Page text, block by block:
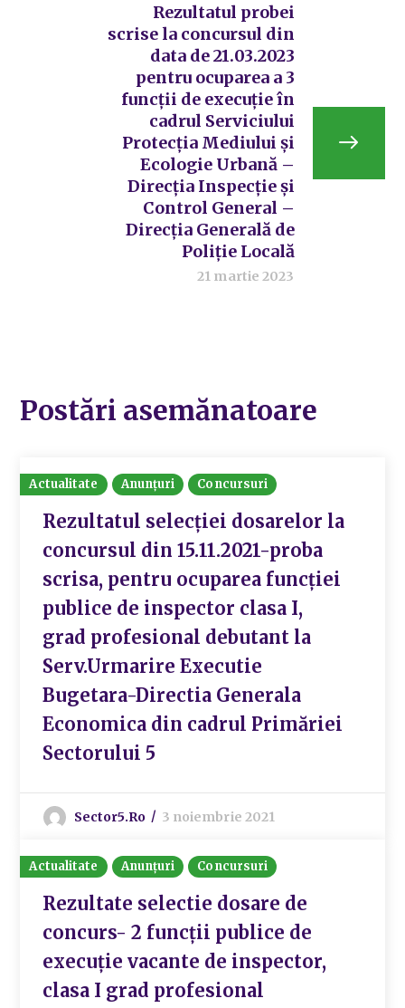
Rezultatul probei
scrise la concursul din
data de 21.03.2023
pentru ocuparea a 3
funcții de execuție în
cadrul Serviciului
Protecția Mediului și
Ecologie Urbană –
Direcția Inspecție și
Control General –
Direcția Generală de
Poliție Locală
21 martie 2023
Postări asemănatoare
Actualitate Anunțuri Concursuri
Rezultatul selecției dosarelor la
concursul din 15.11.2021-proba
scrisa, pentru ocuparea funcției
publice de inspector clasa I,
grad profesional debutant la
Serv.Urmarire Executie
Bugetara-Directia Generala
Economica din cadrul Primăriei
Sectorului 5
Sector5.ro 3 noiembrie 2021
Actualitate Anunțuri Concursuri
Rezultate selectie dosare de
concurs- 2 funcții publice de
execuție vacante de inspector,
clasa I grad profesional